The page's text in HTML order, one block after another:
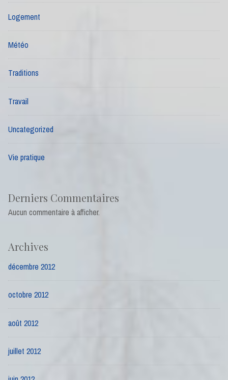
Logement
Météo
Traditions
Travail
Uncategorized
Vie pratique
Derniers Commentaires
Aucun commentaire à afficher.
Archives
décembre 2012
octobre 2012
août 2012
juillet 2012